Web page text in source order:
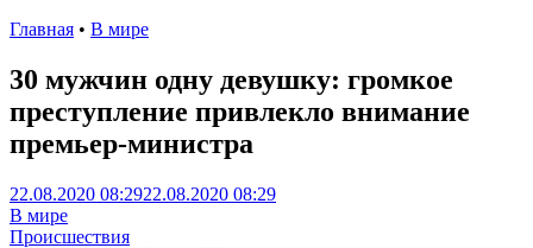
Главная • В мире
30 мужчин одну девушку: громкое
преступление привлекло внимание
премьер-министра
22.08.2020 08:2922.08.2020 08:29
В мире
Происшествия